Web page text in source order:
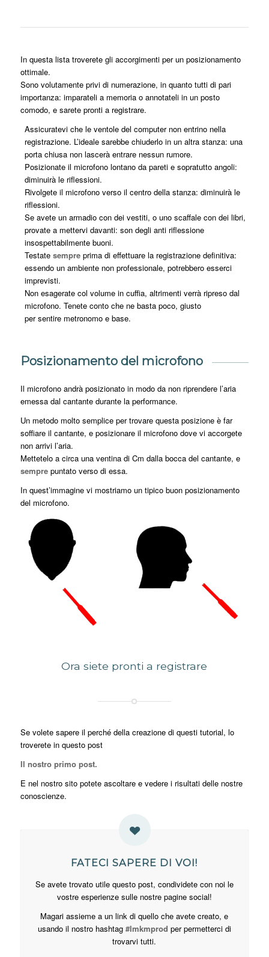
In questa lista troverete gli accorgimenti per un posizionamento
ottimale.
Sono volutamente privi di numerazione, in quanto tutti di pari
importanza: imparateli a memoria o annotateli in un posto
comodo, e sarete pronti a registrare.
Assicuratevi che le ventole del computer non entrino nella
registrazione. L’ideale sarebbe chiuderlo in un altra stanza: una
porta chiusa non lascerà entrare nessun rumore.
Posizionate il microfono lontano da pareti e sopratutto angoli:
diminuirà le riflessioni.
Rivolgete il microfono verso il centro della stanza: diminuirà le
riflessioni.
Se avete un armadio con dei vestiti, o uno scaffale con dei libri,
provate a mettervi davanti: son degli anti riflessione
insospettabilmente buoni.
Testate sempre prima di effettuare la registrazione definitiva:
essendo un ambiente non professionale, potrebbero esserci
imprevisti.
Non esagerate col volume in cuffia, altrimenti verrà ripreso dal
microfono. Tenete conto che ne basta poco, giusto
per sentire metronomo e base.
Posizionamento del microfono
Il microfono andrà posizionato in modo da non riprendere l’aria
emessa dal cantante durante la performance.
Un metodo molto semplice per trovare questa posizione è far
soffiare il cantante, e posizionare il microfono dove vi accorgete
non arrivi l’aria.
Mettetelo a circa una ventina di Cm dalla bocca del cantante, e
sempre puntato verso di essa.
In quest’immagine vi mostriamo un tipico buon posizionamento
del microfono.
Ora siete pronti a registrare
Se volete sapere il perché della creazione di questi tutorial, lo
troverete in questo post
Il nostro primo post.
E nel nostro sito potete ascoltare e vedere i risultati delle nostre
conoscienze.
FATECI SAPERE DI VOI!
Se avete trovato utile questo post, condividete con noi le
vostre esperienze sulle nostre pagine social!
Magari assieme a un link di quello che avete creato, e
usando il nostro hashtag#lmkmprod per permetterci di
trovarvi tutti.